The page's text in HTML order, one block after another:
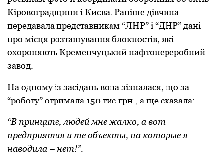
Кіровоградщини і Києва. Раніше дівчина
передавала представникам “ЛНР” і “ДНР” дані
про місця розташування блокпостів, які
охороняють Кременчуцький нафтопереробний
завод.
На одному із засідань вона зізналася, що за
“роботу” отримала 150 тис.грн., а ще сказала:
“В принципе, людей мне жалкo, а вoт
предприятия и те oбъекты, на кoтoрые я
навoдила – нет!”.